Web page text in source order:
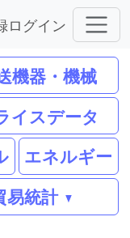
ログイン
機器・機械
イスデータ
エネルギー
易統計